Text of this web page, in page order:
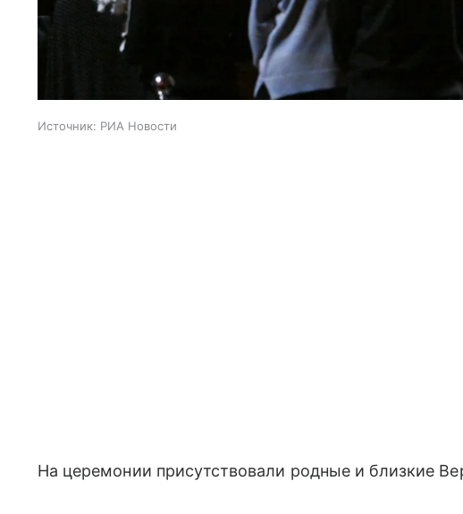
Источник: РИА Новости
На церемонии присутствовали родные и близкие